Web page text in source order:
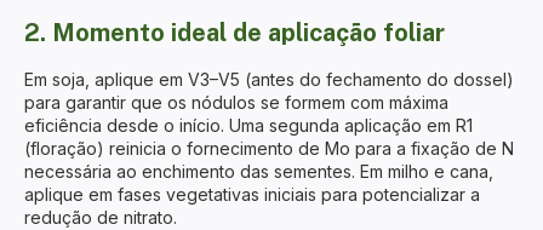
2. Momento ideal de aplicação foliar
Em soja, aplique em V3–V5 (antes do fechamento do dossel)
para garantir que os nódulos se formem com máxima
eficiência desde o início. Uma segunda aplicação em R1
(floração) reinicia o fornecimento de Mo para a fixação de N
necessária ao enchimento das sementes. Em milho e cana,
aplique em fases vegetativas iniciais para potencializar a
redução de nitrato.